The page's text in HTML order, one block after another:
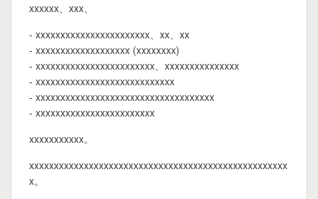
xxxxxx、xxx、
- xxxxxxxxxxxxxxxxxxxxxxx、xx、xx
- xxxxxxxxxxxxxxxxxxx (xxxxxxxx)
- xxxxxxxxxxxxxxxxxxxxxxxx、xxxxxxxxxxxxxxx
- xxxxxxxxxxxxxxxxxxxxxxxxxxxx
- xxxxxxxxxxxxxxxxxxxxxxxxxxxxxxxxxxxx
- xxxxxxxxxxxxxxxxxxxxxxxx
xxxxxxxxxxx。
xxxxxxxxxxxxxxxxxxxxxxxxxxxxxxxxxxxxxxxxxxxxxxxxxxxx
x。